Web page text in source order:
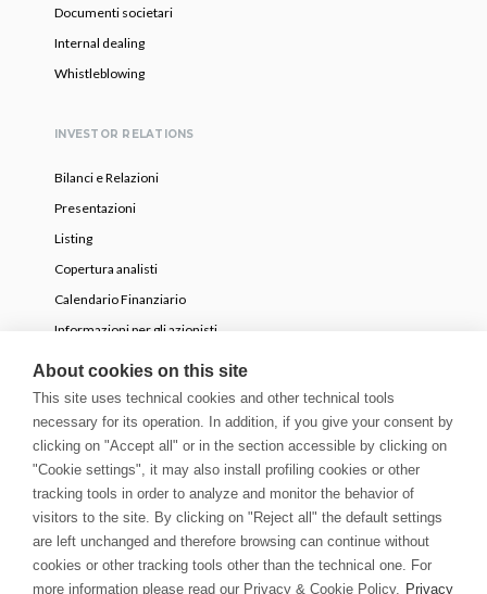
Documenti societari
Internal dealing
Whistleblowing
INVESTOR RELATIONS
Bilanci e Relazioni
Presentazioni
Listing
Copertura analisti
Calendario Finanziario
Informazioni per gli azionisti
OPA volontaria parziale
NEWS
Comunicati Stampa
Storie
Innovation Blog
Newsletter
Media & Guidelines
About cookies on this site
This site uses technical cookies and other technical tools
necessary for its operation. In addition, if you give your consent by
clicking on "Accept all" or in the section accessible by clicking on
"Cookie settings", it may also install profiling cookies or other
tracking tools in order to analyze and monitor the behavior of
visitors to the site. By clicking on "Reject all" the default settings
are left unchanged and therefore browsing can continue without
cookies or other tracking tools other than the technical one. For
more information please read our Privacy & Cookie Policy. Privacy